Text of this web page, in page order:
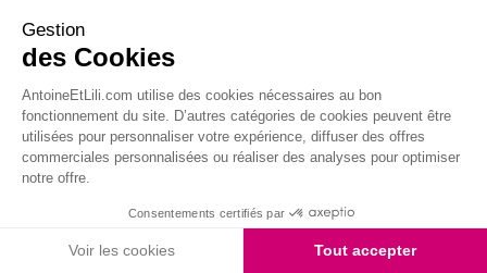
Prix
35,00 €
Gestion
des Cookies
AntoineEtLili.com utilise des cookies nécessaires au bon
fonctionnement du site. D’autres catégories de cookies peuvent être
utilisées pour personnaliser votre expérience, diffuser des offres
commerciales personnalisées ou réaliser des analyses pour optimiser
notre offre.
Consentements certifiés par
Voir les cookies Tout accepter